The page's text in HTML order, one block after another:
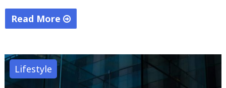
Read More
jednoducho
zmeniť
Lifestyle